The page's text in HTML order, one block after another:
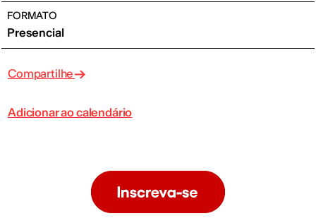
FORMATO
Presencial
Compartilhe
Adicionar ao calendário